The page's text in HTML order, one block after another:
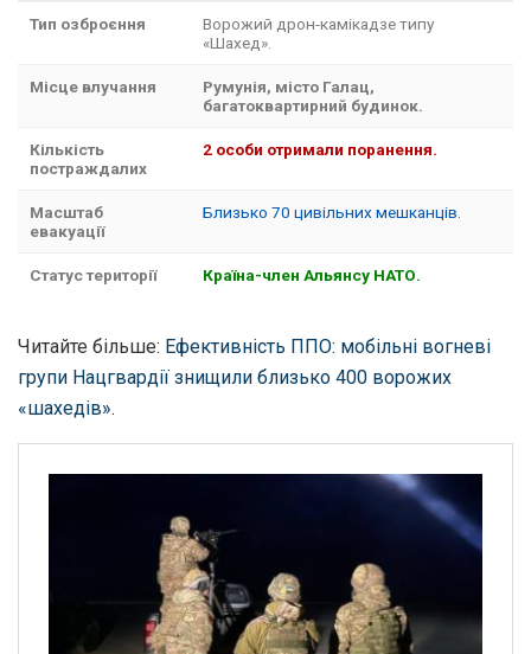
Тип озброєння
Ворожий дрон-камікадзе типу
«Шахед».
Місце влучання
Румунія, місто Галац,
багатоквартирний будинок.
Кількість
постраждалих
2 особи отримали поранення.
Масштаб
евакуації
Близько 70 цивільних мешканців.
Статус території Країна-член Альянсу НАТО.
Читайте більше: Ефективність ППО: мобільні вогневі
групи Нацгвардії знищили близько 400 ворожих
«шахедів».